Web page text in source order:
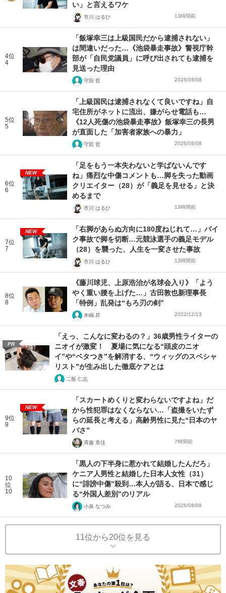
い」と言えるワケ
市川 はるひ 13時間前
4位
4
「飯塚幸三は上級国民だから逮捕されない」
は間違いだった…《池袋暴走事故》警視庁幹
部が「自民党議員」に呼び出されても逮捕を
見送った理由
守田 哲 2026/08/08
5位
5
「上級国民は逮捕されなくて良いですね」自
宅住所がネットに流出、嫌がらせ電話も…
《12人死傷の池袋暴走事故》飯塚幸三の長男
が直面した「加害者家族への暴力」
守田 哲 2026/08/08
6位
6
NEW
「足をもう一本失わないと学ばないんです
ね」痛烈な中傷コメントも…脚を失った動画
クリエイター（28）が「義足を見せる」と決
めるまで
市川 はるひ 13時間前
7位
7
NEW
「右脚があらぬ方向に180度ねじれて…」バイ
ク事故で脚を切断…元競泳選手の義足モデル
（28）を襲った、人生を一変させた事故
市川 はるひ 13時間前
8位
8
《藤川球児、上原浩治が名球会入り》「よう
やく重い腰を上げた…」古田敦也新理事長
「特例」乱発は“もろ刃の剣”
木嶋 昇 2022/12/13
PR
「えっ、こんなに変わるの？」36歳男性ライターの
ニオイが激変！ 夏場に気になる“頭皮のニオ
イ”や“ベタつき”を解消する、“ウィッグのスペシャ
リスト”が生み出した徹底ケアとは
二瓶 仁志
9位
9
NEW
「スカートめくりと変わらないですよね」だ
から性犯罪はなくならない…「盗撮をいたず
らの延長と考える」高齢男性に見た“日本のヤ
バさ”
斉藤 章佳 7時間前
10
位
10
「黒人の下半身に惹かれて結婚したんだろ」
ケニア人男性と結婚した日本人女性（31）
に“誹謗中傷”殺到…本人が語る、日本で感じ
る“外国人差別”のリアル
小泉 なつみ 2026/08/08
11位から20位を見る